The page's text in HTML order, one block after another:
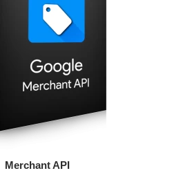
Merchant API